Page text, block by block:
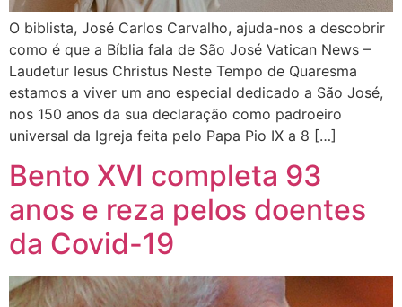
O biblista, José Carlos Carvalho, ajuda-nos a descobrir
como é que a Bíblia fala de São José Vatican News –
Laudetur Iesus Christus Neste Tempo de Quaresma
estamos a viver um ano especial dedicado a São José,
nos 150 anos da sua declaração como padroeiro
universal da Igreja feita pelo Papa Pio IX a 8 […]
Bento XVI completa 93
anos e reza pelos doentes
da Covid-19